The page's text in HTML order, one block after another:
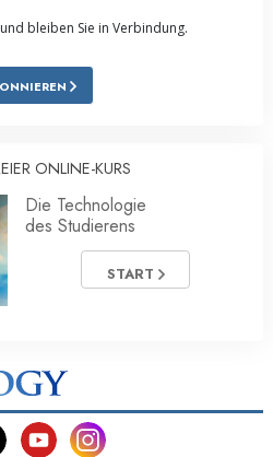
bleiben Sie in Verbindung.
ONLINE-KURS
Die Technologie
des Studierens
START